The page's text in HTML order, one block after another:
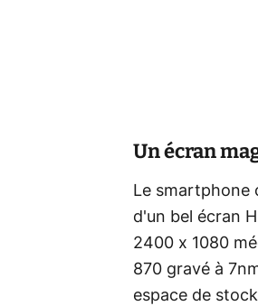
Un écran
Le smartphone
d'un bel écran
2400 x 1080
870 gravé à
espace de